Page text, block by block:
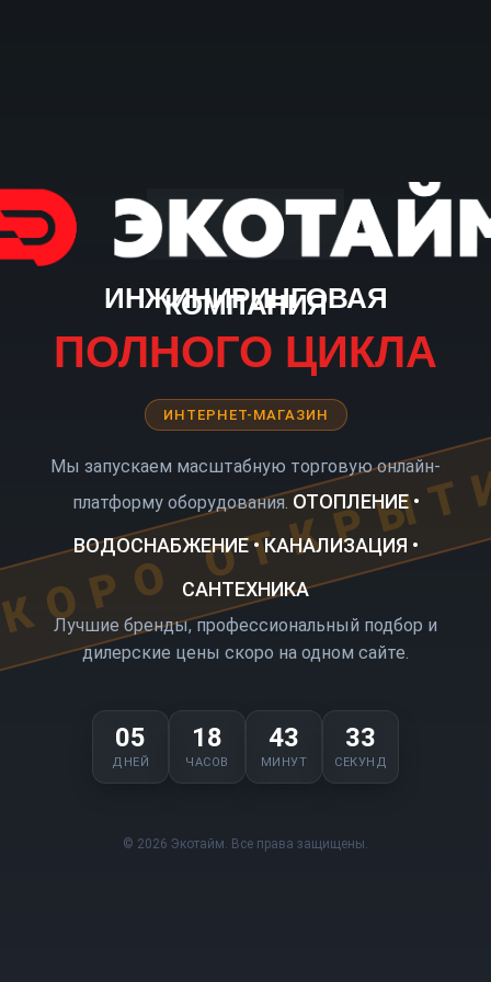
ИНЖИНИРИНГОВАЯ
КОМПАНИЯ
ПОЛНОГО ЦИКЛА
ИНТЕРНЕТ-МАГАЗИН
Мы запускаем масштабную торговую онлайн-
платформу оборудования. ОТОПЛЕНИЕ •
ВОДОСНАБЖЕНИЕ • КАНАЛИЗАЦИЯ •
САНТЕХНИКА
Лучшие бренды, профессиональный подбор и
дилерские цены скоро на одном сайте.
05
ДНЕЙ
18
ЧАСОВ
43
МИНУТ
33
СЕКУНД
© 2026 Экотайм. Все права защищены.